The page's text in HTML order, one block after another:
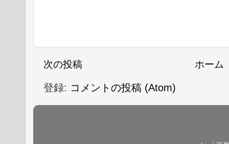
次の投稿 ホーム
登録: コメントの投稿 (Atom)